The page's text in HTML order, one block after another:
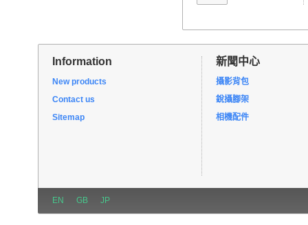
Information
New products
Contact us
Sitemap
EN GB JP
新聞中心
攝影背包
銳攝腳架
相機配件